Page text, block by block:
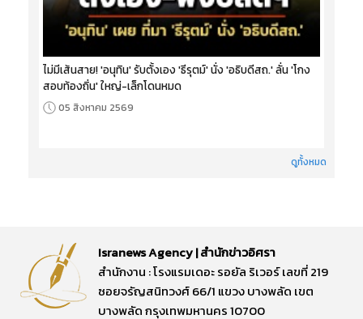
ไม่มีเส้นสาย! 'อนุทิน' รับตั้งเอง 'ธีรุตม์' นั่ง 'อธิบดีสถ.' ลั่น 'โกง
สอบท้องถิ่น' ใหญ่-เล็กโดนหมด
05 สิงหาคม 2569
ดูทั้งหมด
Isranews Agency | สำนักข่าวอิศรา
สำนักงาน : โรงแรมเดอะ รอยัล ริเวอร์ เลขที่ 219
ซอยจรัญสนิทวงศ์ 66/1 แขวง บางพลัด เขต
บางพลัด กรุงเทพมหานคร 10700